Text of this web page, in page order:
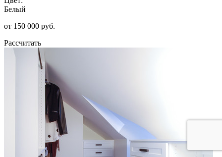
Белый
от 150 000 руб.
Рассчитать